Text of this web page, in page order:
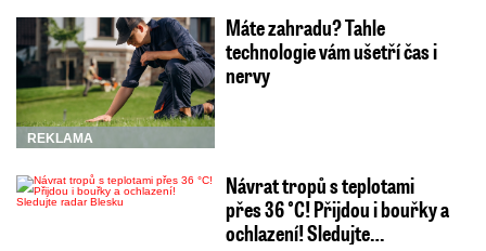
REKLAMA
Máte zahradu? Tahle
technologie vám ušetří čas i
nervy
Návrat tropů s teplotami
přes 36 °C! Přijdou i bouřky a
ochlazení! Sledujte…